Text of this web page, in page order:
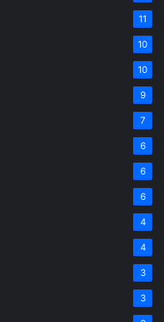
11
10
10
9
7
6
6
6
4
4
3
3